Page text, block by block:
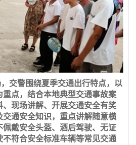
交警围绕夏季交通出行特点，以
重点，结合本地典型交通事故案
现场讲解、开展交通安全有奖
交通安全知识，重点讲解随意横
佩戴安全头盔、酒后驾驶、无证
符合安全标准车辆等常见交通